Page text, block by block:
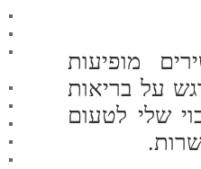
מופיעות
על בריאות
שלי לטעום